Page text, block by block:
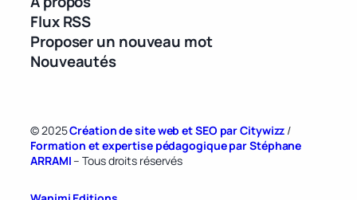
Flux RSS
Proposer un nouveau mot
Nouveautés
© 2025Création de site web et SEO par Citywizz /
Formation et expertise pédagogique par Stéphane
ARRAMI– Tous droits réservés